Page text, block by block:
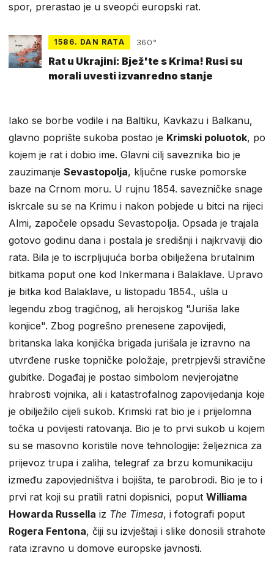
spor, prerastao je u sveopći europski rat.
1586. DAN RATA 360°
Rat u Ukrajini: Bjež'te s Krima! Rusi su
morali uvesti izvanredno stanje
Iako se borbe vodile i na Baltiku, Kavkazu i Balkanu,
glavno poprište sukoba postao je Krimski poluotok, po
kojem je rat i dobio ime. Glavni cilj saveznika bio je
zauzimanje Sevastopolja, ključne ruske pomorske
baze na Crnom moru. U rujnu 1854. savezničke snage
iskrcale su se na Krimu i nakon pobjede u bitci na rijeci
Almi, započele opsadu Sevastopolja. Opsada je trajala
gotovo godinu dana i postala je središnji i najkrvaviji dio
rata. Bila je to iscrpljujuća borba obilježena brutalnim
bitkama poput one kod Inkermana i Balaklave. Upravo
je bitka kod Balaklave, u listopadu 1854., ušla u
legendu zbog tragičnog, ali herojskog "Juriša lake
konjice". Zbog pogrešno prenesene zapovijedi,
britanska laka konjička brigada jurišala je izravno na
utvrđene ruske topničke položaje, pretrpjevši stravične
gubitke. Događaj je postao simbolom nevjerojatne
hrabrosti vojnika, ali i katastrofalnog zapovijedanja koje
je obilježilo cijeli sukob. Krimski rat bio je i prijelomna
točka u povijesti ratovanja. Bio je to prvi sukob u kojem
su se masovno koristile nove tehnologije: željeznica za
prijevoz trupa i zaliha, telegraf za brzu komunikaciju
između zapovjedništva i bojišta, te parobrodi. Bio je to i
prvi rat koji su pratili ratni dopisnici, poput Williama
Howarda Russella iz The Timesa, i fotografi poput
Rogera Fentona, čiji su izvještaji i slike donosili strahote
rata izravno u domove europske javnosti.